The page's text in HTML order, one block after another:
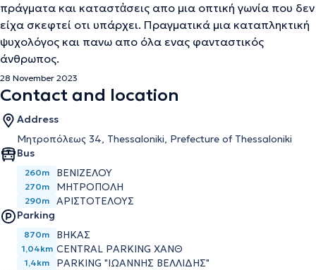
πράγματα και καταστἀσεις απο μια οπτική γωνία που δεν
είχα σκεφτεί οτι υπάρχει. Πραγματικά μια καταπληκτική
ψυχολόγος και πανω απο όλα ενας φανταστικός
άνθρωπος.
28 November 2023
Contact and location
Address
Μητροπόλεως 34, Thessaloniki, Prefecture of Thessaloniki
Bus
260m ΒΕΝΙΖΕΛΟΥ
270m ΜΗΤΡΟΠΟΛΗ
290m
ΑΡΙΣΤΟΤΕΛΟΥΣ
Parking
870m ΒΗΚΑΣ
1,04km CENTRAL PARKING ΧΑΝΘ
1,4km
PARKING "ΙΩΆΝΝΗΣ ΒΕΛΛΊΔΗΣ"